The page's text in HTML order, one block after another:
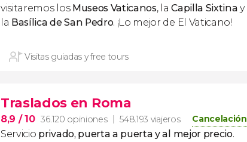
visitaremos los Museos Vaticanos, laCapilla Sixtina y
la Basílica de San Pedro. ¡Lo mejor de El Vaticano!
Visitas guiadas y free tours
Traslados en Roma
8,9 / 10 36.120 opiniones 548.193 viajeros
Servicio privado, puerta a puerta y al mejor precio.